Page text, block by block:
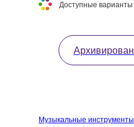
Доступные варианты
Музыкальные инструменты